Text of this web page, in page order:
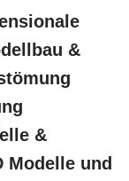
&
&
Modelle und